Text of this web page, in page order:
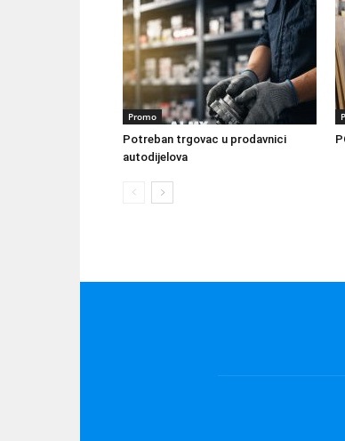
Promo
Potreban trgovac u prodavnici
autodijelova